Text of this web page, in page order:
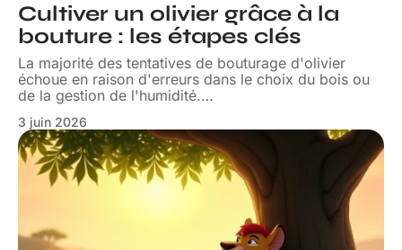
Cultiver un olivier grâce à la
bouture : les étapes clés
La majorité des tentatives de bouturage d'olivier
échoue en raison d'erreurs dans le choix du bois ou
de la gestion de l'humidité.…
3 juin 2026